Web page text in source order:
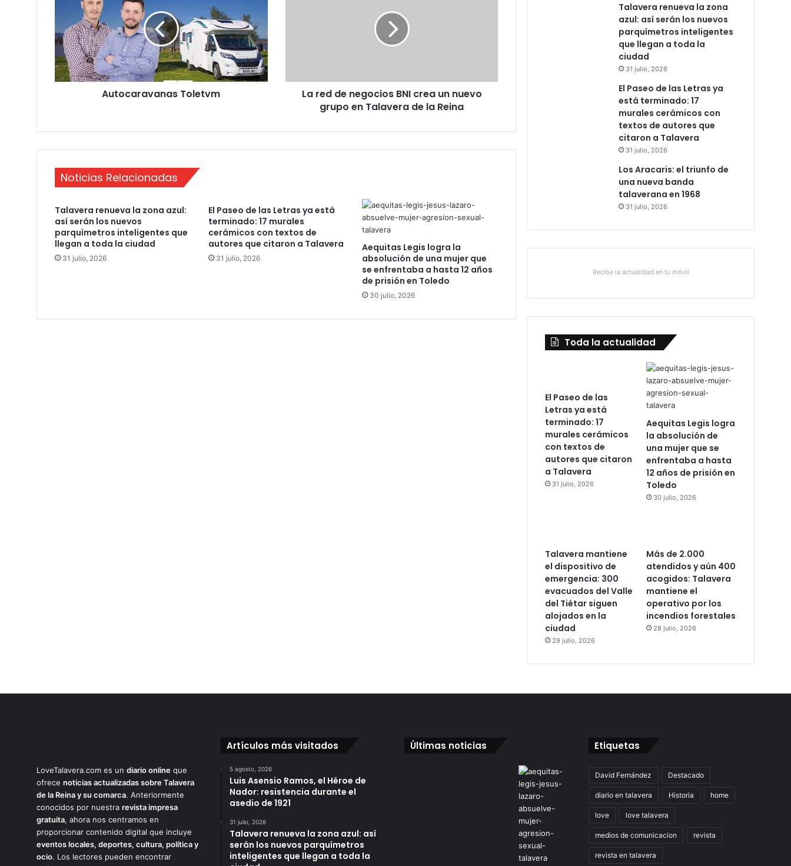
c
a
r
a
v
s
l
Autocaravanas Toletvm
e
i
e
a
La red de negocios BNI crea un nuevo
grupo en Talavera de la Reina
Noticias Relacionadas
Talavera renueva la zona azul:
así serán los nuevos
parquímetros inteligentes que
llegan a toda la ciudad
31 julio, 2026
El Paseo de las Letras ya está
terminado: 17 murales
cerámicos con textos de
autores que citaron a Talavera
31 julio, 2026
Aequitas Legis logra la
absolución de una mujer que
se enfrentaba a hasta 12 años
de prisión en Toledo
30 julio, 2026
Talavera renueva la zona
azul: así serán los nuevos
parquímetros inteligentes
que llegan a toda la
ciudad
31 julio, 2026
El Paseo de las Letras ya
está terminado: 17
murales cerámicos con
textos de autores que
citaron a Talavera
31 julio, 2026
Los Aracaris: el triunfo de
una nueva banda
talaverana en 1968
31 julio, 2026
Recibe la actualidad en tu móvil
Toda la actualidad
El Paseo de las
Letras ya está
terminado: 17
murales cerámicos
con textos de
autores que citaron
a Talavera
31 julio, 2026
Aequitas Legis logra
la absolución de
una mujer que se
enfrentaba a hasta
12 años de prisión en
Toledo
30 julio, 2026
Talavera mantiene
el dispositivo de
emergencia: 300
evacuados del Valle
del Tiétar siguen
alojados en la
ciudad
29 julio, 2026
Más de 2.000
atendidos y aún 400
acogidos: Talavera
mantiene el
operativo por los
incendios forestales
28 julio, 2026
LoveTalavera.com es un diario online que
ofrece noticias actualizadas sobre Talavera
de la Reina y su comarca. Anteriormente
conocidos por nuestra revista impresa
gratuita, ahora nos centramos en
proporcionar contenido digital que incluye
eventos locales, deportes, cultura, política y
ocio. Los lectores pueden encontrar
Artículos más visitados
5 agosto, 2026
Luis Asensio Ramos, el Héroe de
Nador: resistencia durante el
asedio de 1921
31 julio, 2026
Talavera renueva la zona azul: así
serán los nuevos parquímetros
inteligentes que llegan a toda la
Últimas noticias Etiquetas
David Fernández Destacado
diario en talavera Historia home
love love talavera
medios de comunicacion revista
revista en talavera